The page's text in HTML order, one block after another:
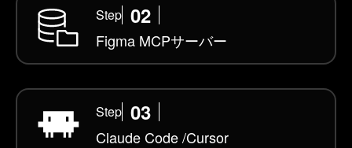
Step 02
Figma MCPサーバー
Step 03
Claude Code /Cursor